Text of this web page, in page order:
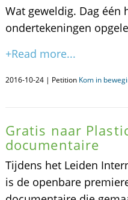
Wat geweldig. Dag één
ondertekeningen
+Read more...
2016-10-24 | Petition Kom in
Gratis naar
documentaire
Tijdens het Leiden
is de openbare